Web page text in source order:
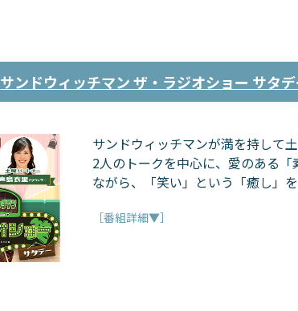
サンドウィッチマン ザ・ラジオショー サタデ
サンドウィッチマンが満を持して
2人のトークを中心に、愛のある
ながら、「笑い」という「癒し」
［番組詳細▼］